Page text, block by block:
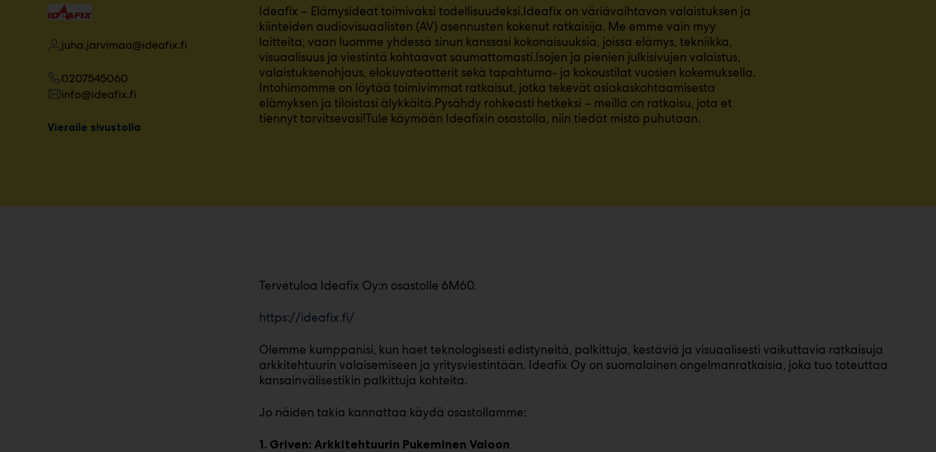
juha.jarvimaa@ideafix.fi
0207545060
info@ideafix.fi
Vieraile sivustolla
m
ä
:
Ideafix – Elämysideat toimivaksi todellisuudeksi.Ideafix on väriävaihtavan valaistuksen ja
kiinteiden audiovisuaalisten (AV) asennusten kokenut ratkaisija. Me emme vain myy
laitteita, vaan luomme yhdessä sinun kanssasi kokonaisuuksia, joissa elämys, tekniikka,
visuaalisuus ja viestintä kohtaavat saumattomasti.Isojen ja pienien julkisivujen valaistus,
valaistuksenohjaus, elokuvateatterit sekä tapahtuma- ja kokoustilat vuosien kokemuksella.
Intohimomme on löytää toimivimmat ratkaisut, jotka tekevät asiakaskohtaamisesta
elämyksen ja tiloistasi älykkäitä.Pysähdy rohkeasti hetkeksi – meillä on ratkaisu, jota et
tiennyt tarvitsevasi!Tule käymään Ideafixin osastolla, niin tiedät mistä puhutaan.
Tervetuloa Ideafix Oy:n osastolle 6M60.
https://ideafix.fi/
Olemme kumppanisi, kun haet teknologisesti edistyneitä, palkittuja, kestäviä ja visuaalisesti vaikuttavia ratkaisuja
arkkitehtuurin valaisemiseen ja yritysviestintään. Ideafix Oy on suomalainen ongelmanratkaisia, joka tuo toteuttaa
kansainvälisestikin palkittuja kohteita.
Jo näiden takia kannattaa käydä osastollamme:
1. Griven: Arkkitehtuurin Pukeminen Valoon